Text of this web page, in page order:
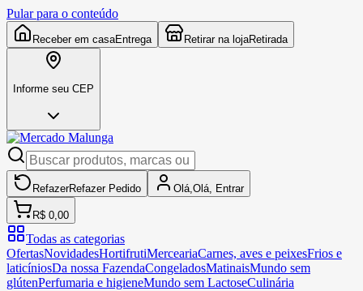
Pular para o conteúdo
Receber em casaEntrega Retirar na lojaRetirada
Informe seu CEP
RefazerRefazer Pedido Olá, Olá, Entrar
R$ 0,00
Todas as categorias
OfertasNovidadesHortifrutiMerceariaCarnes, aves e peixesFrios e
laticíniosDa nossa FazendaCongeladosMatinaisMundo sem
glútenPerfumaria e higieneMundo sem LactoseCulinária